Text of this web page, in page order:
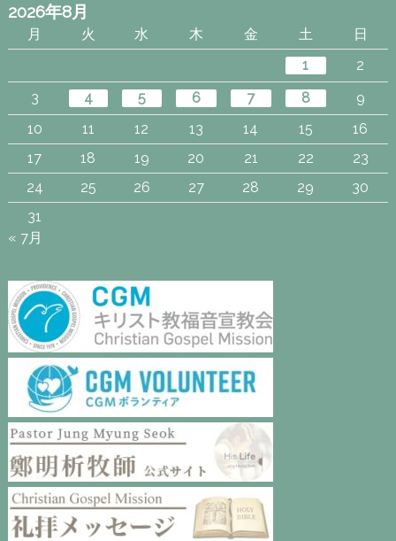
2026年8月
月 火 水 木 金 土
日
1
2
3
4 5 6 7 8
9
10
11 12 13 14 15
16
17
18 19 20 21 22
23
24
25 26 27 28 29
30
31
« 7月